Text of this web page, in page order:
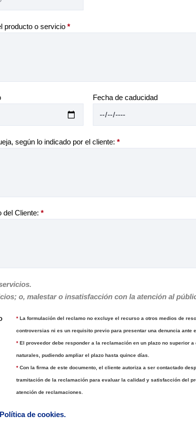
producto o servicio *
Fecha de caducidad
según lo indicado por el cliente: *
del Cliente: *
o, malestar o insatisfacción con la atención al
*La formulación del reclamo no excluye el recurso a otros medios de
controversias ni es un requisito previo para presentar una denuncia ante
*El proveedor debe responder a la reclamación en un plazo no superior a
naturales, pudiendo ampliar el plazo hasta quince días.
*Con la firma de este documento, el cliente autoriza a ser contactado
tramitación de la reclamación para evaluar la calidad y satisfacción del
atención de reclamaciones.
de cookies.